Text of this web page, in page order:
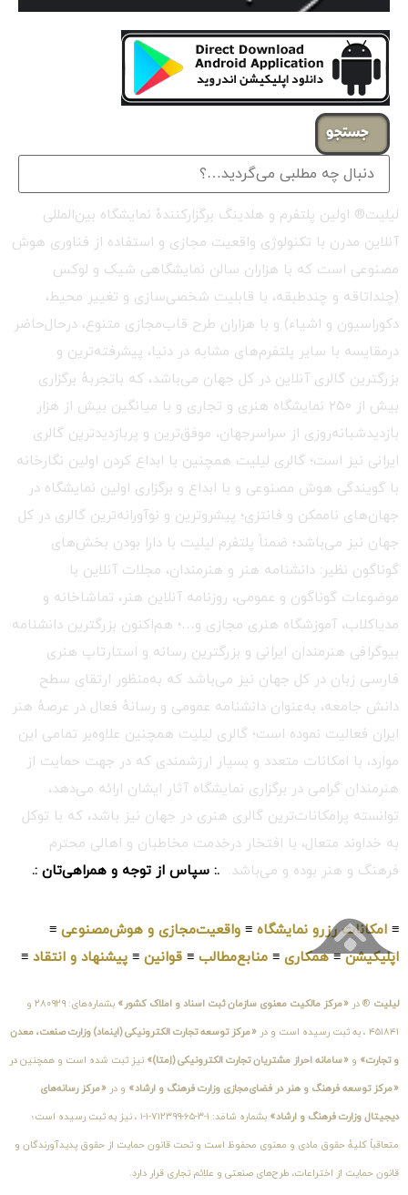
جستجو
لیلیت® اولین پلتفرم و هلدینگ برگزارکنندهٔ نمایشگاه بین‌المللی
آنلاین مدرن با تکنولوژی واقعیت مجازی و استفاده از فناوری هوش
مصنوعی است که با هزاران سالن نمایشگاهی شیک و لوکس
(چنداتاقه و چندطبقه، با قابلیت شخصی‌سازی و تغییر محیط،
دکوراسیون و اشیاء) و با هزاران طرح قاب‌مجازی متنوع، درحال‌حاضر
درمقایسه با سایر پلتفرم‌های مشابه در دنیا، پیشرفته‌ترین و
بزرگترین گالری آنلاین در کل جهان می‌باشد، که باتجربهٔ برگزاری
بیش از ۲۵۰ نمایشگاه هنری و تجاری و با میانگین بیش از هزار
بازدیدشبانه‌روزی از سراسرجهان، موفق‌ترین و پربازدیدترین گالری
ایرانی نیز است؛ گالری لیلیت همچنین با ابداع کردن اولین نگارخانه
با گویندگی هوش مصنوعی و با ابداع و برگزاری اولین نمایشگاه در
جهان‌های ناممکن و فانتزی؛ پیشروترین و نوآورانه‌ترین گالری در کل
جهان نیز می‌باشد؛ ضمناً پلتفرم لیلیت با دارا بودن بخش‌های
گوناگون نظیر: دانشنامه هنر و هنرمندان، مجلات آنلاین با
موضوعات گوناگون و عمومی، روزنامه آنلاین هنر، تماشاخانه و
مدیاکلاب، آموزشگاه هنری مجازی و…؛ هم‌اکنون بزرگترین دانشنامه
بیوگرافی هنرمندان ایرانی و بزرگترین رسانه و استارتاپ هنری
فارسی زبان در کل جهان نیز می‌باشد که به‌منظور ارتقای سطح
دانش جامعه، به‌عنوان دانشنامه عمومی و رسانهٔ فعال در عرصهٔ هنر
ایران فعالیت نموده است؛ گالری لیلیت همچنین علاوه‌بر تمامی این
موارد، با امکانات متعدد و بسیار ارزشمندی که در جهت حمایت از
هنرمندان گرامی در برگزاری نمایشگاه آثار ایشان ارائه می‌دهد،
توانسته پرامکانات‌ترین گالری هنری در جهان نیز باشد، که با توکل
به خداوند متعال، با افتخار درخدمت مخاطبان و اهالی محترم
فرهنگ و هنر بوده و می‌باشد. .: سپاس از توجه و همراهی‌تان :.
≡ امکانات رزرو نمایشگاه ≡ واقعیت‌مجازی و هوش‌مصنوعی ≡
اپلیکیشن≡همکاری ≡ منابع‌مطالب ≡ قوانین ≡ پیشنهاد و انتقاد ≡
لیلیت ® در «مرکز مالکیت معنوی سازمان ثبت اسناد و املاک کشور» بشماره‌های: ۲۸۰۹۲۹ و
۴۵۱۸۴۱ ، به ثبت رسیده است و در «مرکز توسعه تجارت الکترونیکی (اینماد) وزارت صنعت، معدن
و تجارت» و «سامانه احراز مشتریان تجارت الکترونیکی (اِمتا)» نیز ثبت شده است و همچنین در
«مرکز توسعه فرهنگ و هنر در فضای‌مجازی وزارت فرهنگ و ارشاد» و در «مرکز رسانه‌های
دیجیتال وزارت فرهنگ و ارشاد» بشماره شامَد: ۱-۳-۶۵-۷۱۲۳۹۹-۱-۱ ، نیز به ثبت رسیده است؛
متعاقباً کلیهٔ حقوق مادی و معنوی محفوظ است و تحت قانون حمایت از حقوق پدیدآورندگان و
قانون حمایت از اختراعات، طرح‌های صنعتی و علائم تجاری قرار دارد.